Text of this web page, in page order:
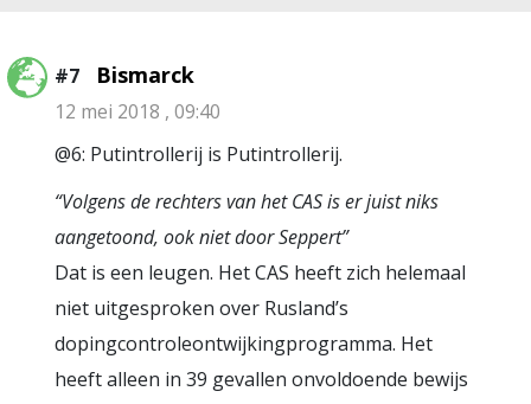
#7 Bismarck
12 mei 2018 , 09:40
@6: Putintrollerij is Putintrollerij.
“Volgens de rechters van het CAS is er juist niks
aangetoond, ook niet door Seppert”
Dat is een leugen. Het CAS heeft zich helemaal
niet uitgesproken over Rusland’s
dopingcontroleontwijkingprogramma. Het
heeft alleen in 39 gevallen onvoldoende bewijs